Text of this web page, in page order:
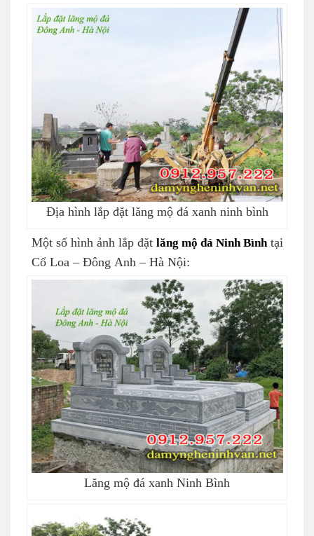
Địa hình lắp đặt lăng mộ đá xanh ninh bình
Một số hình ảnh lắp đặt lăng mộ đá Ninh Bình tại
Cổ Loa – Đông Anh – Hà Nội:
Lăng mộ đá xanh Ninh Bình